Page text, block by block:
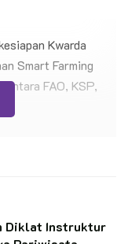
Kwarda
Smart Farming
FAO, KSP,
Giribangun
Diklat Instruktur